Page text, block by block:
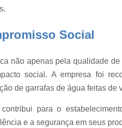
Reatores de
Reatores de
vidro e
acessórios
vidro por litro
Reatores em
Social
não apenas pela qualidade
social. A empresa foi
de garrafas de água feitas de
para o
e a segurança em seus